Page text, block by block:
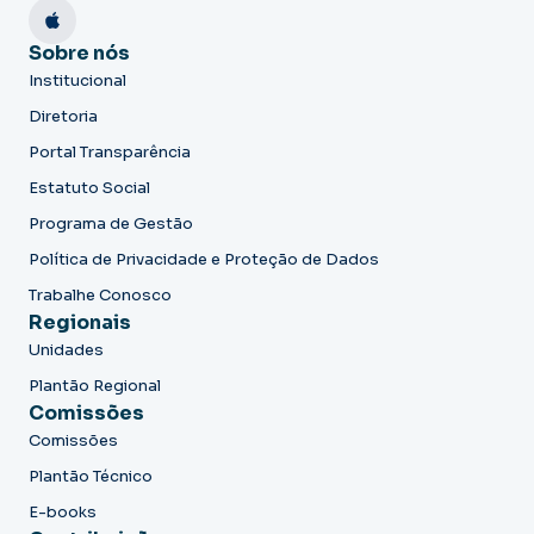
Sobre nós
Institucional
Diretoria
Portal Transparência
Estatuto Social
Programa de Gestão
Política de Privacidade e Proteção de Dados
Trabalhe Conosco
Regionais
Unidades
Plantão Regional
Comissões
Comissões
Plantão Técnico
E-books